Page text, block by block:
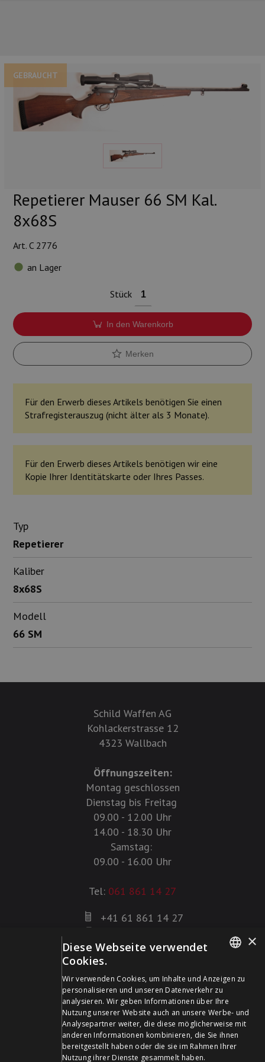
GEBRAUCHT
Repetierer Mauser 66 SM Kal.
8x68S
Art. C 2776
an Lager
Stück
In den Warenkorb
Merken
Für den Erwerb dieses Artikels benötigen Sie einen
Strafregisterauszug (nicht älter als 3 Monate).
Für den Erwerb dieses Artikels benötigen wir eine
Kopie Ihrer Identitätskarte oder Ihres Passes.
Typ
Repetierer
Kaliber
8x68S
Modell
66 SM
Schild Waffen AG
Kohlackerstrasse 12
4323 Wallbach
Öffnungszeiten:
Montag geschlossen
Dienstag bis Freitag
09.00 - 12.00 Uhr
14.00 - 18.30 Uhr
Samstag:
09.00 - 16.00 Uhr
Tel: 061 861 14 27
+41 61 861 14 27
info@schildwaffen.ch
Zahlungsmittel
Besuchen Sie uns in den Sozialen Medien und bleiben Sie
UNSERE TOP-MARKEN
UNSERE TOP-KATEGORIEN
Munition
Lampen und Zubehör
FRENCH
×
Diese Webseite verwendet
Cookies.
Wir verwenden Cookies, um Inhalte und Anzeigen zu
personalisieren und unseren Datenverkehr zu
analysieren. Wir geben Informationen über Ihre
Nutzung unserer Website auch an unsere Werbe- und
Analysepartner weiter, die diese möglicherweise mit
anderen Informationen kombinieren, die Sie ihnen
bereitgestellt haben oder die sie im Rahmen Ihrer
Nutzung ihrer Dienste gesammelt haben.